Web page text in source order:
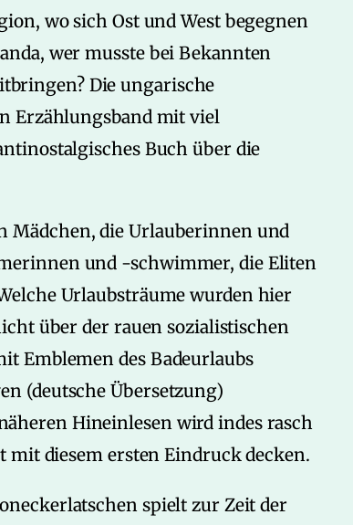
wo sich Ost und West begegnen
wer musste bei Bekannten
Die ungarische
Erzählungsband mit viel
Buch über die
Mädchen, die Urlauberinnen und
und -schwimmer, die Eliten
Urlaubsträume wurden hier
über der rauen sozialistischen
Emblemen des Badeurlaubs
(deutsche Übersetzung)
Hineinlesen wird indes rasch
mit diesem ersten Eindruck decken.
spielt zur Zeit der